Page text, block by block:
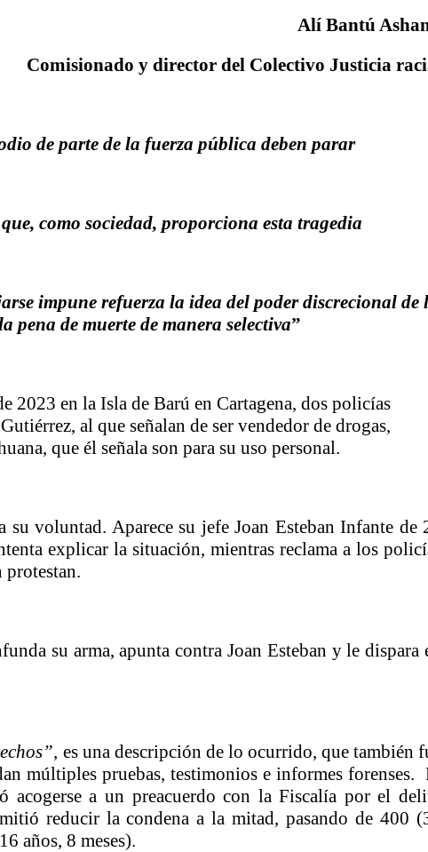
hacia una ruta definitiva de reasentamiento
Histórico
millonarias inversiones del Gobierno Matiz en el municipio de
técnicas aportaron dignidad a las personas con discapacidad de
/ Dosquebradas fortalece la respuesta frente a tres
de 20.000 personas
/ En Medellín fue inmovilizado un bus que estaba siendo lavado
ponen en máxima alerta al Tolima
años y siete meses, la Fábrica de Licores del Tolima alcanzó el 94
4 años de gobierno
Alí Bantú
Comisionado y director del Colectivo Justicia
de parte de la fuerza pública deben parar
como sociedad, proporciona esta tragedia
impune refuerza la idea del poder discrecional de
pena de muerte de manera selectiva”
2023 en la Isla de Barú en Cartagena, dos policías
al que señalan de ser vendedor de drogas,
que él señala son para su uso personal.
voluntad. Aparece su jefe Joan Esteban Infante de
explicar la situación, mientras reclama a los
protestan.
su arma, apunta contra Joan Esteban y le dispara
, es una descripción de lo ocurrido, que también
múltiples pruebas, testimonios e informes forenses.
acogerse a un preacuerdo con la Fiscalía por el
reducir la condena a la mitad, pasando de 400
años, 8 meses).